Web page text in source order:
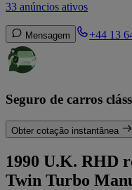
33 anúncios ativos
Mensagem +44 13
Seguro de carros
Obter cotação instantânea
1990 U.K. RHD
Twin Turbo